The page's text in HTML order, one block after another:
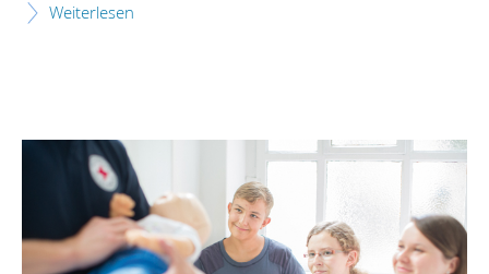
Weiterlesen